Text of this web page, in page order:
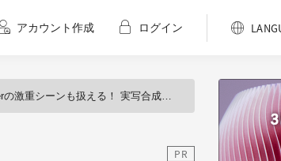
アカウント作成 ログイン
成からフルCGまで幅広く手がけるFUKUPOLYが「AERO X16 Copilot+ PC」を試す
PR